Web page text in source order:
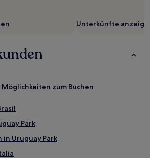
Unterkünfte
Möglichkeiten zum Buchen
Park
in Uruguay Park